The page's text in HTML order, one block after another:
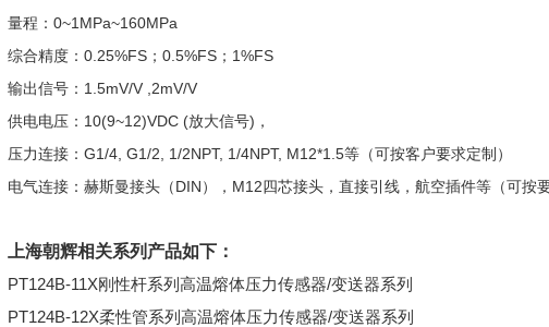
量程：0~1MPa~160MPa
综合精度：0.25%FS；0.5%FS；1%FS
输出信号：1.5mV/V ,2mV/V
供电电压：10(9~12)VDC (放大信号)，
压力连接：G1/4, G1/2, 1/2NPT, 1/4NPT, M12*1.5等（可按客户要求定制）
电气连接：赫斯曼接头（DIN），M12四芯接头，直接引线，航空插件等（可按要
上海朝辉相关系列产品如下：
PT124B-11X刚性杆系列高温熔体压力传感器/变送器系列
PT124B-12X柔性管系列高温熔体压力传感器/变送器系列